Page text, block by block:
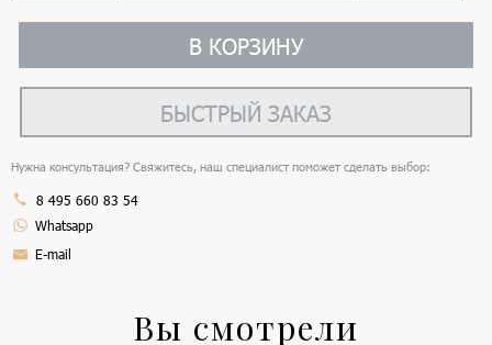
В КОРЗИНУ
БЫСТРЫЙ ЗАКАЗ
Нужна консультация? Свяжитесь, наш специалист поможет сделать выбор:
8 495 660 83 54
Whatsapp
E-mail
Вы смотрели